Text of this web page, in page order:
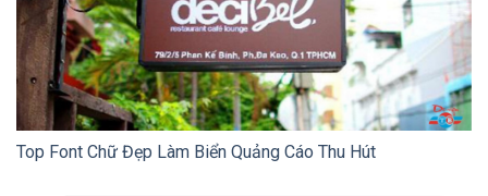
Top Font Chữ Đẹp Làm Biển Quảng Cáo Thu Hút